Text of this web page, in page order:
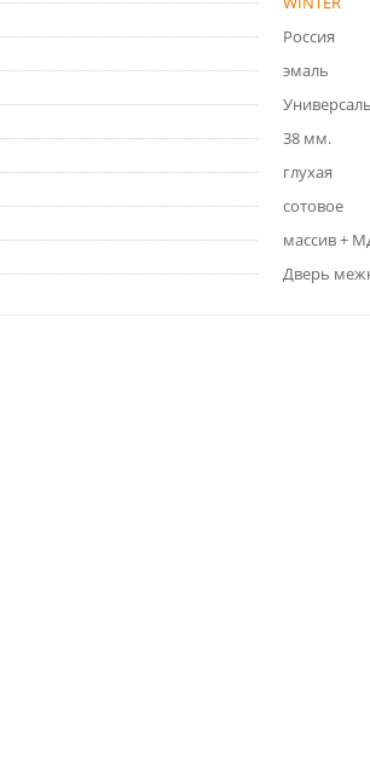
Россия
эмаль
38 мм.
глухая
сотовое
массив +
Дверь